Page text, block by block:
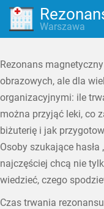
Warszawa
Rezonans
obrazowych, ale dla
organizacyjnymi: ile
można przyjąć leki, co
biżuterię i jak
Osoby szukające
najczęściej chcą nie
wiedzieć, czego
Czas trwania